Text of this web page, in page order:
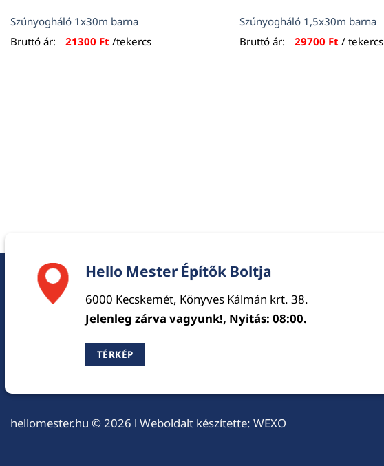
Szúnyogháló 1x30m barna
Bruttó ár:
21300 Ft /tekercs
Szúnyogháló 1,5x30m barna
Bruttó ár:
29700 Ft / tekercs
Hello Mester Építők Boltja
6000 Kecskemét, Könyves Kálmán krt. 38.
Jelenleg zárva vagyunk!, Nyitás: 08:00.
TÉRKÉP
hellomester.hu © 2026 l Weboldalt készítette: WEXO